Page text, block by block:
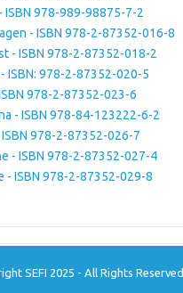
ISBN 978-989-98875-7-2
- ISBN 978-2-87352-016-8
- ISBN 978-2-87352-018-2
ISBN: 978-2-87352-020-5
978-2-87352-023-6
- ISBN 978-84-123222-6-2
978-2-87352-026-7
- ISBN 978-2-87352-027-4
- ISBN 978-2-87352-029-8
SEFI 2025 - All Rights Reserved